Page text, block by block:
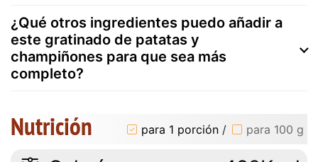
¿Qué otros ingredientes puedo añadir a
este gratinado de patatas y
champiñones para que sea más
completo?
Nutrición para 1 porción / para 100 g